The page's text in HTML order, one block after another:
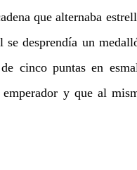
desprendía un
cinco puntas en
y que al